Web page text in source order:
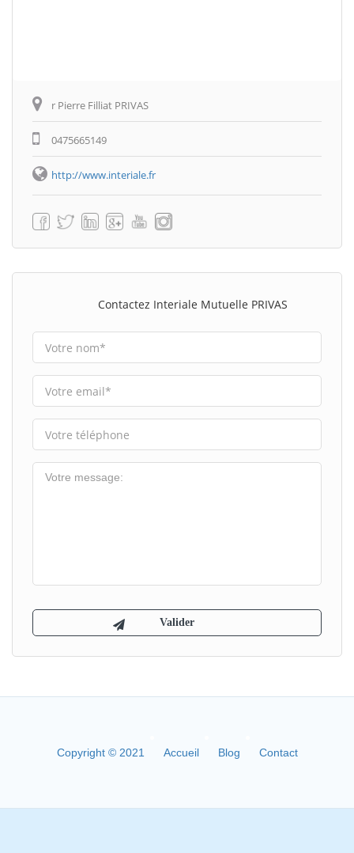
r Pierre Filliat PRIVAS
0475665149
http://www.interiale.fr
Contactez Interiale Mutuelle PRIVAS
Copyright © 2021 Accueil Blog Contact